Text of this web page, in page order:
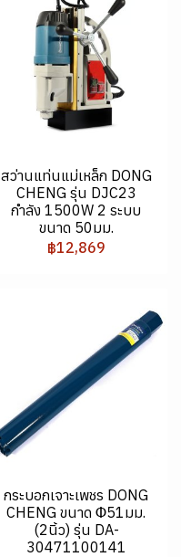
สว่านแท่นแม่เหล็ก DONG
CHENG รุ่น DJC23
กำลัง 1500W 2 ระบบ
ขนาด 50มม.
฿12,869
กระบอกเจาะเพชร DONG
CHENG ขนาด Φ51มม.
(2นิ้ว) รุ่น DA-
30471100141